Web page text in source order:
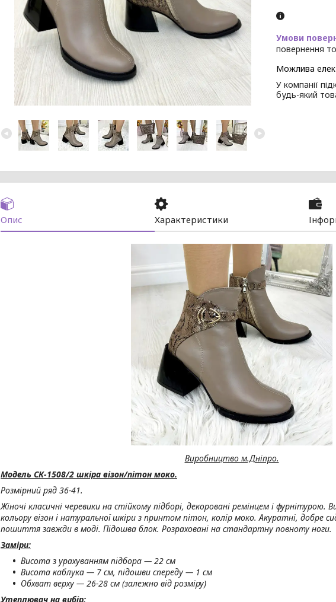
повернення
У компанії
будь-який
Опис Характеристики
Виробництво м.Дніпро.
Модель СК-1508/2 шкіра візон/пітон моко.
Розмірний ряд 36-41.
Жіночі класичні черевики на стійкому підборі, декоровані ремінцем і фурнітурою.
кольору візон і натуральної шкіри з принтом пітон, колір моко. Акуратні, добре
пошиття завжди в моді. Підошва блок. Розраховані на стандартну повноту ноги.
Заміри:
Висота з урахуванням підбора — 22 см
Висота каблука — 7 см, підошви спереду — 1 см
Обхват верху — 26-28 см (залежно від розміру)
Утеплювач на вибір: